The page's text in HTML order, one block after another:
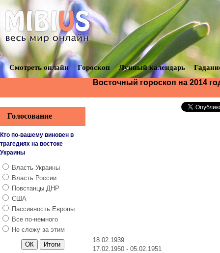
Смотреть онлайн Гороскоп Лунный календарь
Восточный гороскоп на 2014
18.02.1939
17.02.1950 - 05.02.1951
Голосование
Кто по-вашему виновен в
трагедиях на востоке
Украины
Власть Украины
Власть России
Повстанцы ДНР
США
Пассивность Европы
Все по-немного
Не слежу за этим